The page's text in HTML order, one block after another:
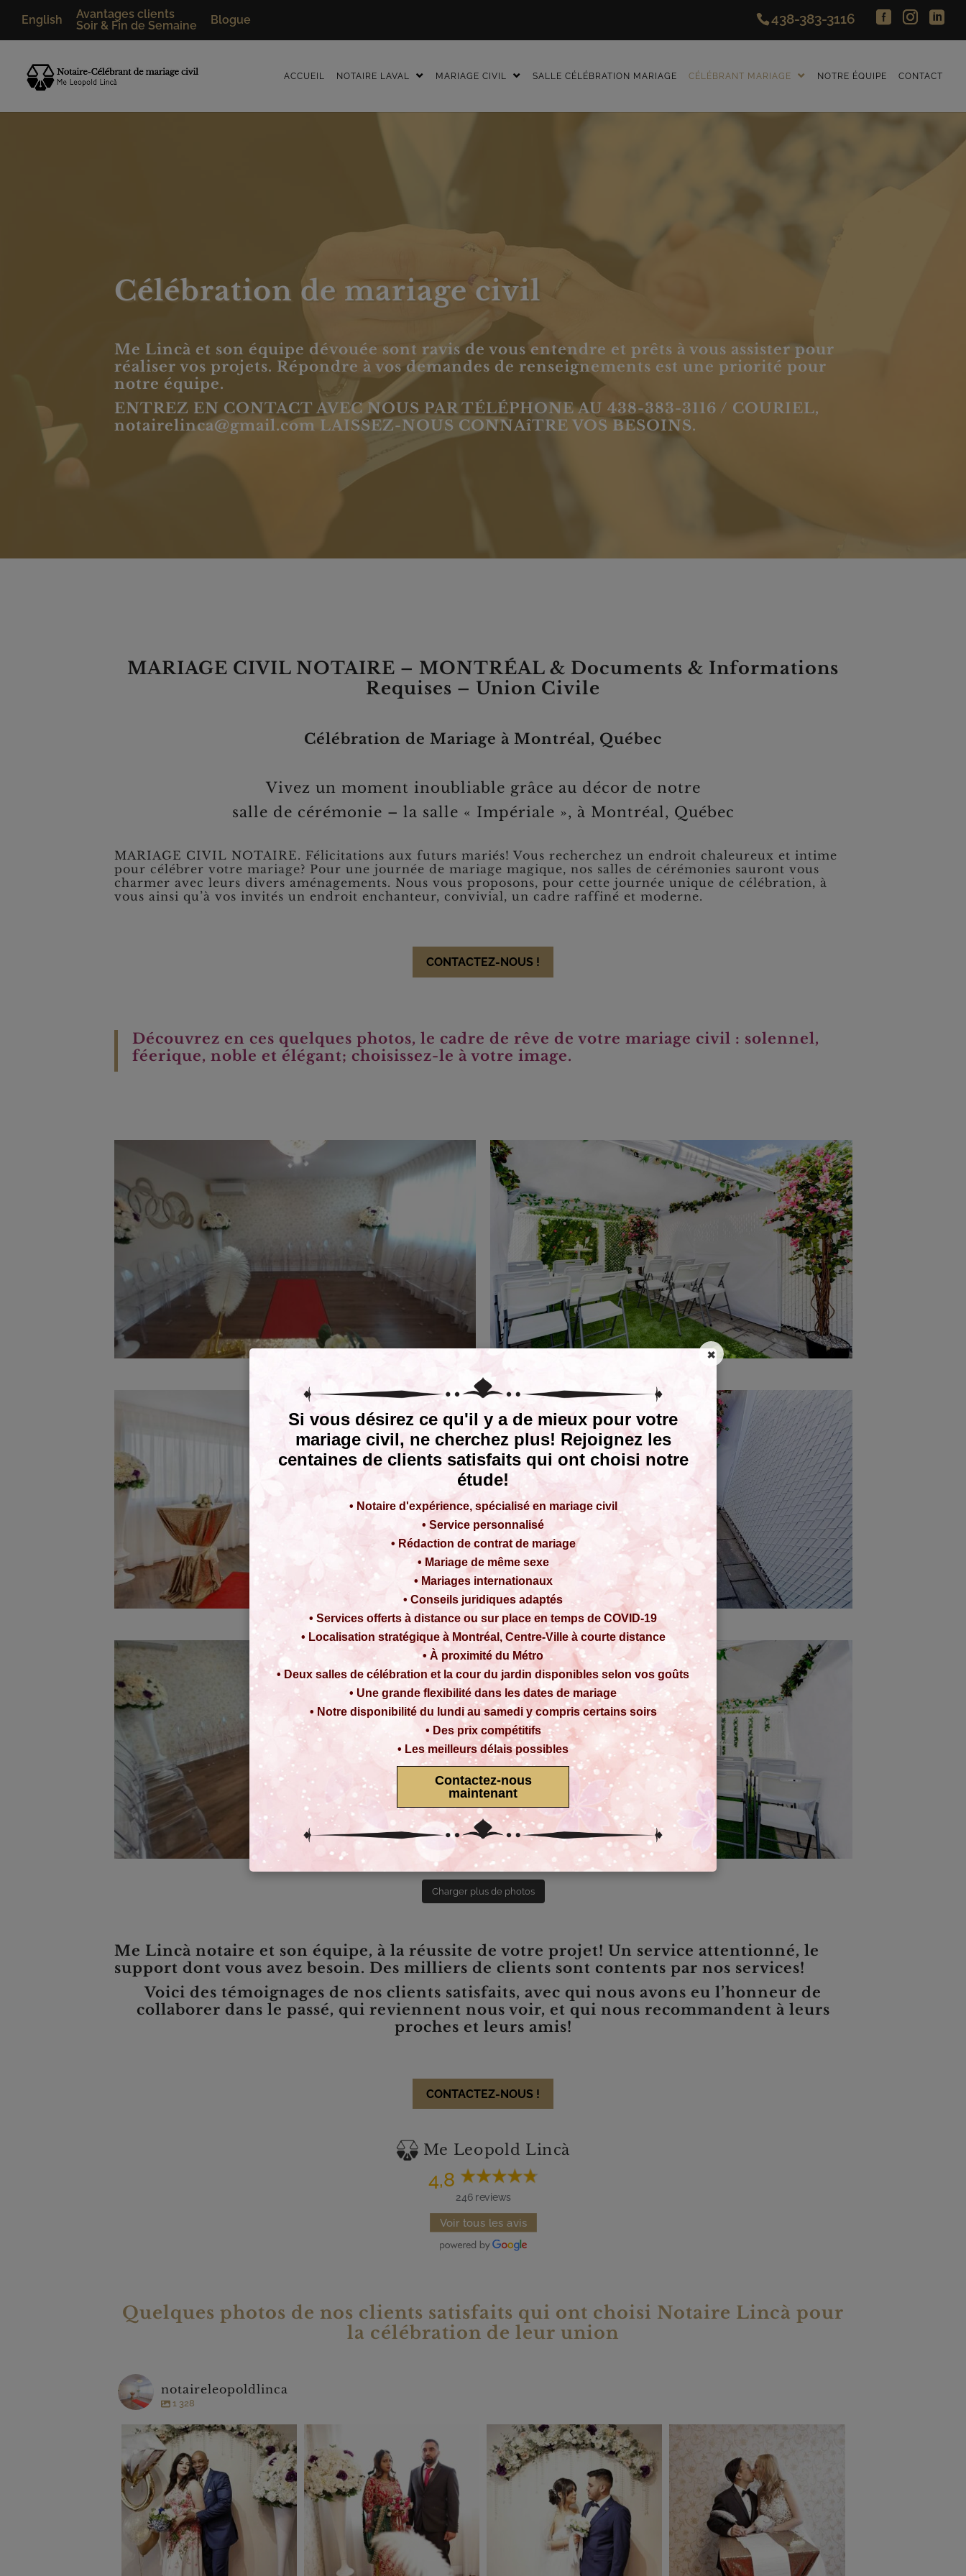
438-383-3116
English
Avantages clients
Soir & Fin de Semaine
Blogue
ACCUEIL NOTAIRE LAVAL MARIAGE CIVIL SALLE CÉLÉBRATION MARIAGE CÉLÉBRANT MARIAGE NOTRE ÉQUIPE CONTACT
Célébration de mariage civil
Me Lincà et son équipe dévouée sont ravis de vous entendre et prêts à vous assister pour
réaliser vos projets. Répondre à vos demandes de renseignements est une priorité pour
notre équipe.
ENTREZ EN CONTACT AVEC NOUS PAR TÉLÉPHONE AU 438-383-3116 / COURIEL,
notairelinca@gmail.com LAISSEZ-NOUS CONNAîTRE VOS BESOINS.
MARIAGE CIVIL NOTAIRE – MONTRÉAL & Documents & Informations
Requises – Union Civile
Célébration de Mariage à Montréal, Québec
Vivez un moment inoubliable grâce au décor de notre
salle de cérémonie – la salle « Impériale », à Montréal, Québec
MARIAGE CIVIL NOTAIRE. Félicitations aux futurs mariés! Vous recherchez un endroit chaleureux et intime
pour célébrer votre mariage? Pour une journée de mariage magique, nos salles de cérémonies sauront vous
charmer avec leurs divers aménagements. Nous vous proposons, pour cette journée unique de célébration, à
vous ainsi qu’à vos invités un endroit enchanteur, convivial, un cadre raffiné et moderne.
CONTACTEZ-NOUS !
Découvrez en ces quelques photos, le cadre de rêve de votre mariage civil : solennel,
féerique, noble et élégant; choisissez-le à votre image.
Charger plus de photos
Me Lincà notaire et son équipe, à la réussite de votre projet! Un service attentionné, le
support dont vous avez besoin. Des milliers de clients sont contents par nos services!
Voici des témoignages de nos clients satisfaits, avec qui nous avons eu l’honneur de
collaborer dans le passé, qui reviennent nous voir, et qui nous recommandent à leurs
proches et leurs amis!
CONTACTEZ-NOUS !
Me Leopold Lincà
4,8
246 reviews
Voir tous les avis
Quelques photos de nos clients satisfaits qui ont choisi Notaire Lincà pour
la célébration de leur union
notaireleopoldlinca
1 328
×
Si vous désirez ce qu'il y a de mieux pour votre
mariage civil, ne cherchez plus! Rejoignez les
centaines de clients satisfaits qui ont choisi notre
étude!
• Notaire d'expérience, spécialisé en mariage civil
• Service personnalisé
• Rédaction de contrat de mariage
• Mariage de même sexe
• Mariages internationaux
• Conseils juridiques adaptés
• Services offerts à distance ou sur place en temps de COVID-19
• Localisation stratégique à Montréal, Centre-Ville à courte distance
• À proximité du Métro
• Deux salles de célébration et la cour du jardin disponibles selon vos goûts
• Une grande flexibilité dans les dates de mariage
• Notre disponibilité du lundi au samedi y compris certains soirs
• Des prix compétitifs
• Les meilleurs délais possibles
Contactez-nous
maintenant